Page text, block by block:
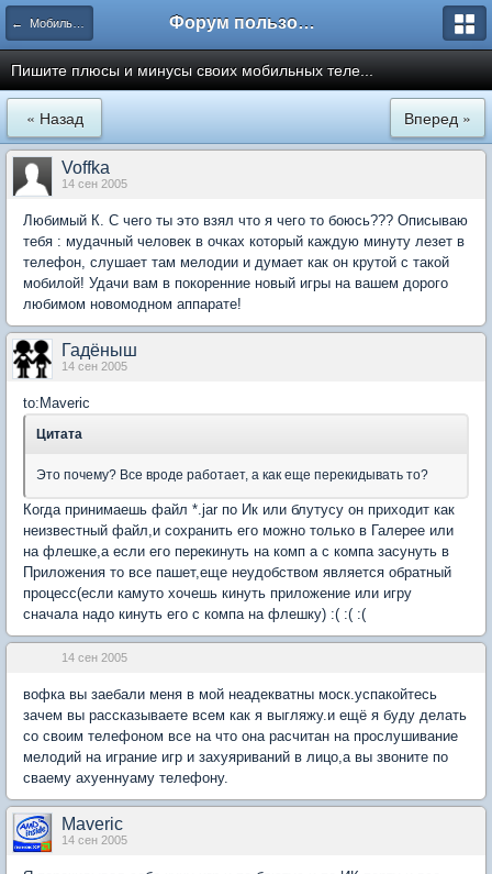
← Мобильная связь Форум пользователей ООО "Климовская сеть"
Пишите плюсы и минусы своих мобильных теле...
« Назад Вперед »
Voffka
14 сен 2005
Любимый К. С чего ты это взял что я чего то боюсь??? Описываю
тебя : мудачный человек в очках который каждую минуту лезет в
телефон, слушает там мелодии и думает как он крутой с такой
мобилой! Удачи вам в покоренние новый игры на вашем дорого
любимом новомодном аппарате!
Гадёныш
14 сен 2005
to:Maveric
Цитата
Это почему? Все вроде работает, а как еще перекидывать то?
Когда принимаешь файл *.jar по Ик или блутусу он приходит как
неизвестный файл,и сохранить его можно только в Галерее или
на флешке,а если его перекинуть на комп а с компа засунуть в
Приложения то все пашет,еще неудобством является обратный
процесс(если камуто хочешь кинуть приложение или игру
сначала надо кинуть его с компа на флешку) :( :( :(
14 сен 2005
вофка вы заебали меня в мой неадекватны моск.успакойтесь
зачем вы рассказываете всем как я выгляжу.и ещё я буду делать
со своим телефоном все на что она расчитан на прослушивание
мелодий на играние игр и захуяриваний в лицо,а вы звоните по
сваему ахуеннуаму телефону.
Maveric
14 сен 2005